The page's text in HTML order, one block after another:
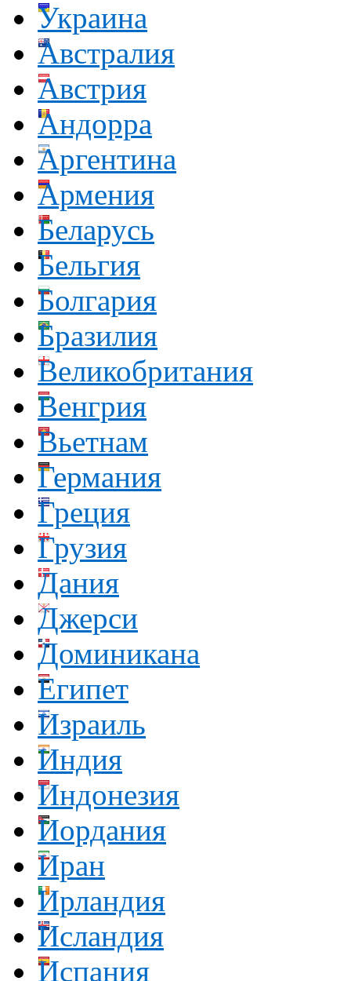
Украина
Австралия
Австрия
Андорра
Аргентина
Армения
Беларусь
Бельгия
Болгария
Бразилия
Великобритания
Венгрия
Вьетнам
Германия
Греция
Грузия
Дания
Джерси
Доминикана
Египет
Израиль
Индия
Индонезия
Иордания
Иран
Ирландия
Исландия
Испания